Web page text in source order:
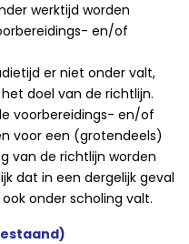
werktijd worden
en/of
er niet onder valt,
doel van de richtlijn.
voorbereidings- en/of
voor een (grotendeels)
van de richtlijn worden
dat in een dergelijk geval
onder scholing valt.